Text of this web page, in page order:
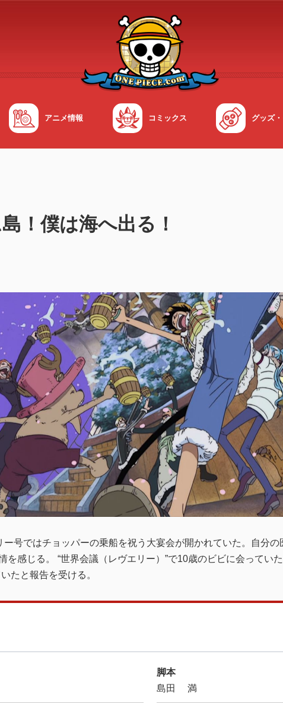
アニメ情報 コミックス グッズ
！僕は海へ出る！
ー号ではチョッパーの乗船を祝う大宴会が開かれていた。自分
を感じる。 “世界会議（レヴエリー）”で10歳のビビに会ってい
たと報告を受ける。
脚本
島田 満